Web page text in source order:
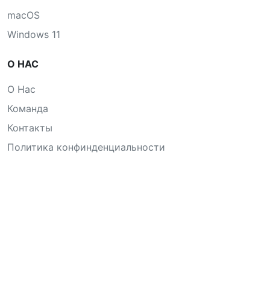
macOS
Windows 11
О НАС
О Нас
Команда
Контакты
Политика конфинденциальности